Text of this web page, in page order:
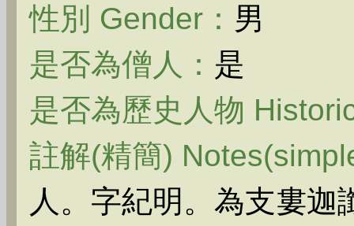
性別 Gender： 男
是否為僧人： 是
是否為歷史人物
註解(精簡)
人。字紀明。為支婁